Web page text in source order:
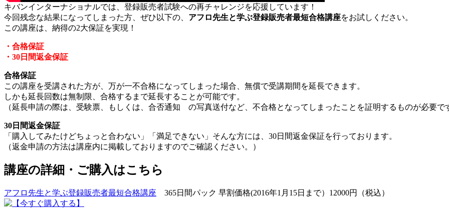
キバンインターナショナルでは、登録販売者試験への再チャレンジを応援しています！
今回残念な結果になってしまった方、ぜひ以下の、 アフロ先生と学ぶ登録販売者最短合格講座をお試しください。
この講座は、納得の2大保証を実現！
・合格保証
・30日間返金保証
合格保証
この講座を受講された方が、万が一不合格になってしまった場合、無償で受講期間を延長できます。
しかも延長回数は無制限、合格するまで延長することが可能です。
（延長申請の際は、受験票、もしくは、合否通知 の写真送付など、不合格となってしまったことを証明するものが必要で
30日間返金保証
「購入してみたけどちょっと合わない」「満足できない」そんな方には、30日間返金保証を行っております。
（返金申請の方法は講座内に掲載しておりますのでご確認ください。）
講座の詳細・ご購入はこちら
アフロ先生と学ぶ登録販売者最短合格講座 365日間パック 早割価格(2016年1月15日まで）12000円（税込）